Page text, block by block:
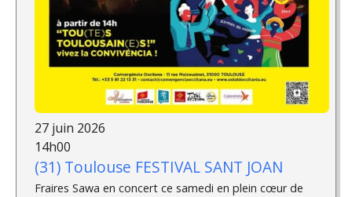
27 juin 2026
14h00
(31) Toulouse FESTIVAL SANT JOAN
Fraires Sawa en concert ce samedi en plein cœur de